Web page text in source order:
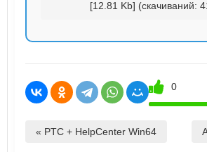
[12.81 Kb] (cкачиваний:
0
« PTC + HelpCenter Win64